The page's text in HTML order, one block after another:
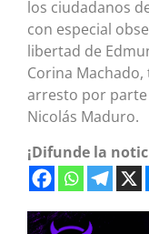
los ciudadanos
con especial
libertad de
Corina
arresto por
Nicolás Maduro.
¡Difunde la